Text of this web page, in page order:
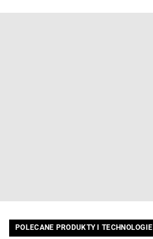
POLECANE PRODUKTY I TECHNOLOGIE